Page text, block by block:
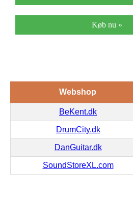
Køb nu »
Webshop
BeKent.dk
DrumCity.dk
DanGuitar.dk
SoundStoreXL.com